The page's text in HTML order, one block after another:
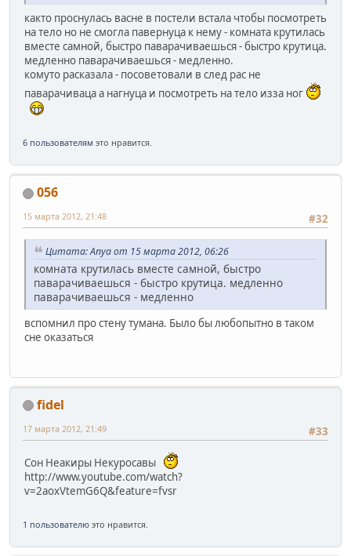
както проснулась васне в постели встала чтобы посмотреть
на тело но не смогла павернуца к нему - комната крутилась
вместе самной, быстро паварачиваешься - быстро крутица.
медленно паварачиваешься - медленно.
комуто расказала - посоветовали в след рас не
паварачиваца а нагнуца и посмотреть на тело изза ног
6 пользователям это нравится.
056
#32
15 марта 2012, 21:48
Цитата: Anya от 15 марта 2012, 06:26
комната крутилась вместе самной, быстро
паварачиваешься - быстро крутица. медленно
паварачиваешься - медленно
вспомнил про стену тумана. Было бы любопытно в таком
сне оказаться
fidel
#33
17 марта 2012, 21:49
Сон Неакиры Некуросавы
http://www.youtube.com/watch?
v=2aoxVtemG6Q&feature=fvsr
1 пользователю это нравится.